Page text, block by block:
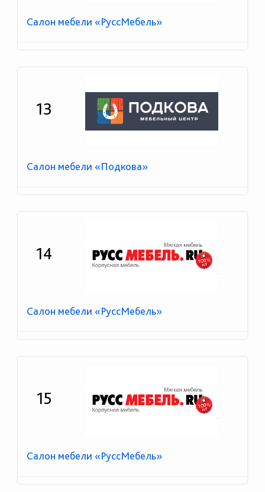
Салон мебели «РуссМебель»
13
Салон мебели «Подкова»
14
Салон мебели «РуссМебель»
15
Салон мебели «РуссМебель»